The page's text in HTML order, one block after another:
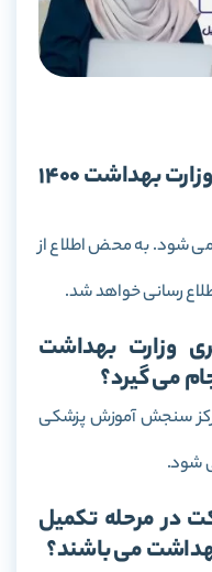
تکمیل ظرفیت مقطع دکترى وزارت بهداشت 1400
می شود. به محض اطلاع از
رسانی خواهد شد.
وزارت بهداشت
سنجش آموزش پزشکى
شود.
در مرحله تکمیل
می باشند؟